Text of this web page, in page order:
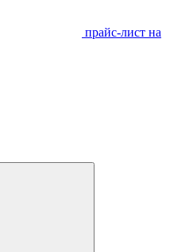
прайс-лист на